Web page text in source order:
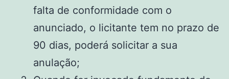
falta de conformidade com o
anunciado, o licitante tem no prazo de
90 dias, poderá solicitar a sua
anulação;